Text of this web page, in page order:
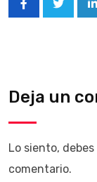
Deja un
Lo siento,
comentario.